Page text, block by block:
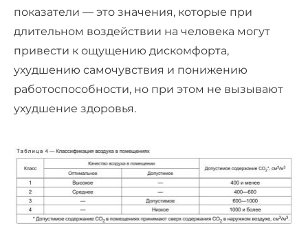
показатели — это значения, которые при
длительном воздействии на человека могут
привести к ощущению дискомфорта,
ухудшению самочувствия и понижению
работоспособности, но при этом не вызывают
ухудшение здоровья.